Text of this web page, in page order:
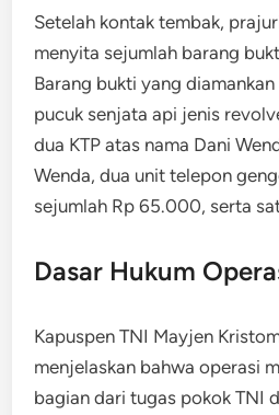
Setelah kontak tembak,
menyita sejumlah barang
Barang bukti yang
pucuk senjata api jenis
dua KTP atas nama Dani
Wenda, dua unit telepon
sejumlah Rp 65.000, serta
Dasar Hukum
Kapuspen TNI Mayjen
menjelaskan bahwa operasi
bagian dari tugas pokok TNI